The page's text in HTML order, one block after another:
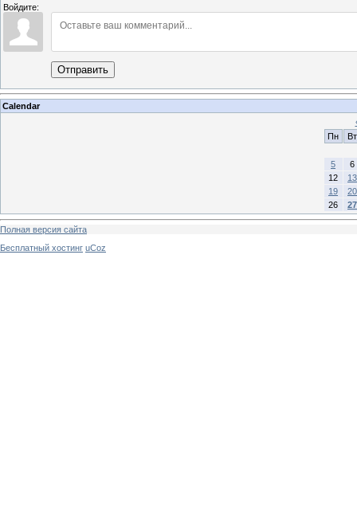
Войдите:
Отправить
Calendar
Пн
Вт
5
6
12
13
19
20
26
27
Полная версия сайта
Бесплатный хостинг uCoz